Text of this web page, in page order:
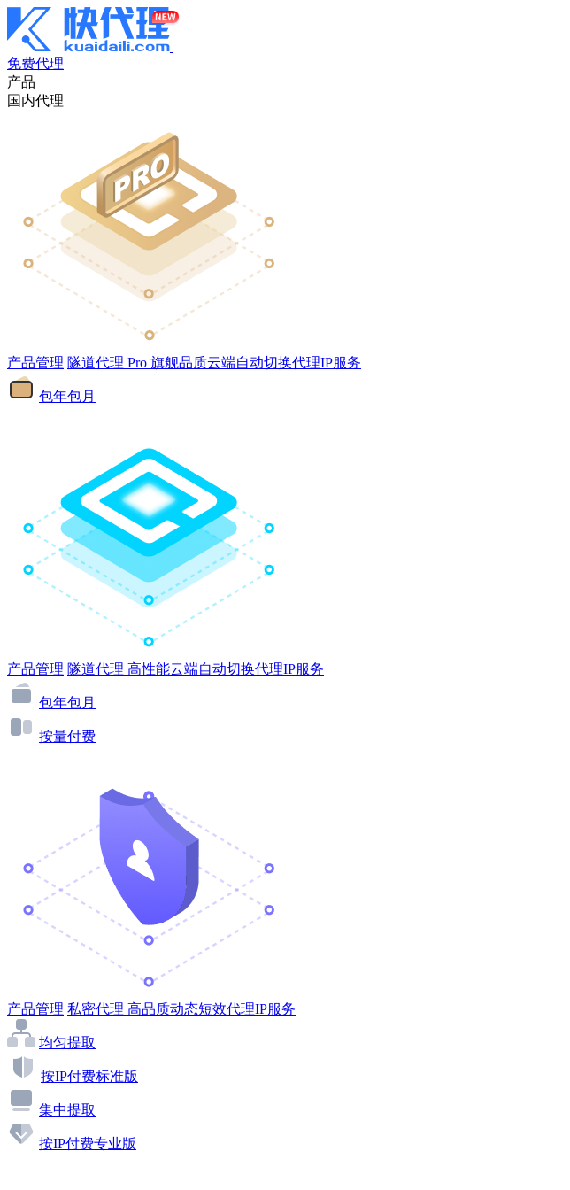
免费代理
产品
国内代理
产品管理 隧道代理 Pro 旗舰品质云端自动切换代理IP服务
包年包月
产品管理 隧道代理 高性能云端自动切换代理IP服务
包年包月
按量付费
产品管理 私密代理 高品质动态短效代理IP服务
均匀提取
按IP付费标准版
集中提取
按IP付费专业版